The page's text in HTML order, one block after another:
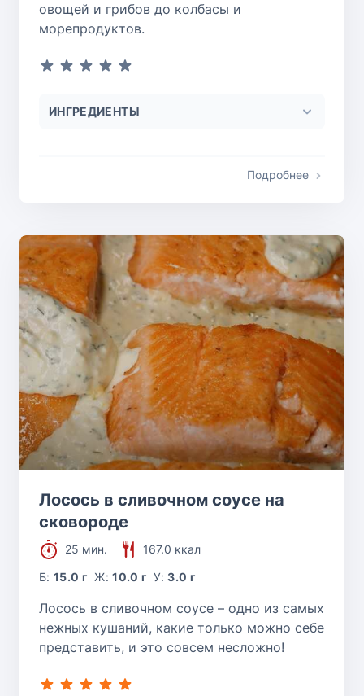
овощей и грибов до колбасы и
морепродуктов.
ИНГРЕДИЕНТЫ
Подробнее
Лосось в сливочном соусе на
сковороде
25 мин.
167.0 ккал
Б:15.0 г Ж:10.0 г У:3.0 г
Лосось в сливочном соусе – одно из самых
нежных кушаний, какие только можно себе
представить, и это совсем несложно!